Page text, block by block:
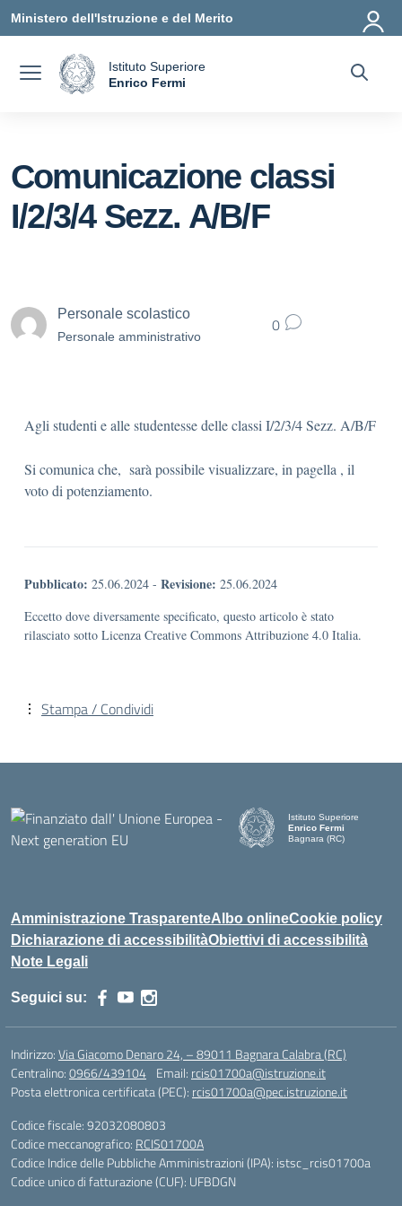
Vai ai contenuti
Vai al menu di navigazione
Vai al footer
Ministero dell'Istruzione e del Merito
Istituto Superiore
Enrico Fermi
Comunicazione classi
I/2/3/4 Sezz. A/B/F
Personale scolastico
Personale amministrativo
0
Agli studenti e alle studentesse delle classi I/2/3/4 Sezz. A/B/F
Si comunica che, sarà possibile visualizzare, in pagella , il
voto di potenziamento.
Pubblicato: 25.06.2024 - Revisione: 25.06.2024
Eccetto dove diversamente specificato, questo articolo è stato
rilasciato sotto Licenza Creative Commons Attribuzione 4.0 Italia.
Stampa / Condividi
Istituto Superiore
Enrico Fermi
Bagnara (RC)
Amministrazione TrasparenteAlbo onlineCookie policy
Dichiarazione di accessibilitàObiettivi di accessibilità
Note Legali
Seguici su:
Indirizzo:Via Giacomo Denaro 24, – 89011 Bagnara Calabra (RC)
Centralino:0966/439104 Email: rcis01700a@istruzione.it
Posta elettronica certificata (PEC): rcis01700a@pec.istruzione.it
Codice fiscale: 92032080803
Codice meccanografico: RCIS01700A
Codice Indice delle Pubbliche Amministrazioni (IPA): istsc_rcis01700a
Codice unico di fatturazione (CUF): UFBDGN